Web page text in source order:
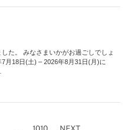
た。 みなさまいかがお過ごしでしょ
月18日(土) – 2026年8月31日(月)に